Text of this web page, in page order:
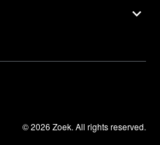
© 2026 Zoek. All rights reserved.